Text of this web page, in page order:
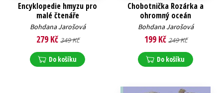
Encyklopedie hmyzu pro
malé čtenáře
Bohdana Jarošová
279 Kč 349 Kč
Do košíku
Chobotnička Rozárka a
ohromný oceán
Bohdana Jarošová
199 Kč 249 Kč
Do košíku